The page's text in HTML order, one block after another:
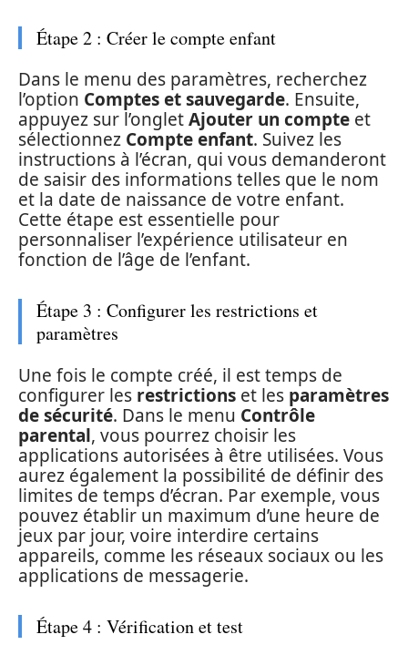
Étape 2 : Créer le compte enfant
Dans le menu des paramètres, recherchez
l’option Comptes et sauvegarde. Ensuite,
appuyez sur l’ongletAjouter un compte et
sélectionnez Compte enfant. Suivez les
instructions à l’écran, qui vous demanderont
de saisir des informations telles que le nom
et la date de naissance de votre enfant.
Cette étape est essentielle pour
personnaliser l’expérience utilisateur en
fonction de l’âge de l’enfant.
Étape 3 : Configurer les restrictions et
paramètres
Une fois le compte créé, il est temps de
configurer les restrictions et les paramètres
de sécurité. Dans le menu Contrôle
parental, vous pourrez choisir les
applications autorisées à être utilisées. Vous
aurez également la possibilité de définir des
limites de temps d’écran. Par exemple, vous
pouvez établir un maximum d’une heure de
jeux par jour, voire interdire certains
appareils, comme les réseaux sociaux ou les
applications de messagerie.
Étape 4 : Vérification et test